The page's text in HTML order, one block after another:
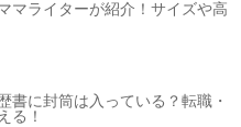
マライターが紹介！サイズや高
書に封筒は入っている？転職・
る！